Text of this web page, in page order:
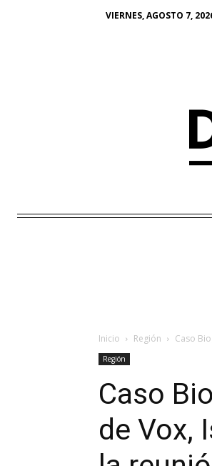
VIERNES, AGOSTO 7,
Inicio Región Caso
Región
Caso
de Vox,